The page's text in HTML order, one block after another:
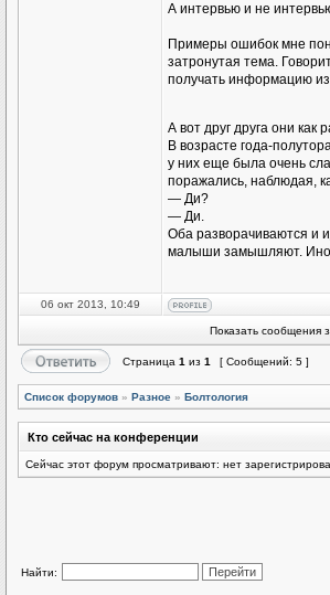
А интервью и не
Примеры ошибок мне
затронутая тема.
получать информацию
А вот друг друга они как
В возрасте года-
у них еще была очень
поражались, наблюдая,
— Ди?
— Ди.
Оба разворачиваются и
малыши замышляют.
06 окт 2013, 10:49
Показать сообщения
Страница 1 из 1 [ Сообщений: 5 ]
Список форумов » Разное » Болтология
Кто сейчас на конференции
Сейчас этот форум просматривают: нет
Найти: